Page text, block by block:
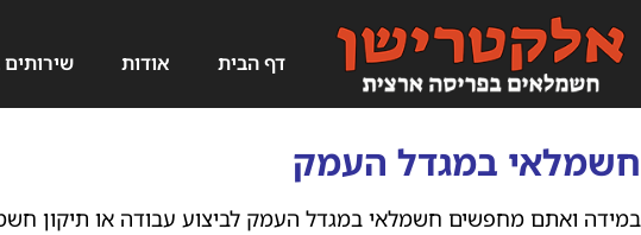
דף הבית אודות
חשמלאי במגדל העמק
במידה ואתם מחפשים חשמלאי במגדל העמק לביצוע עבודה או תיקון